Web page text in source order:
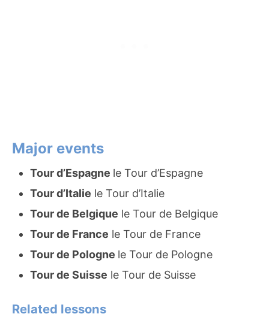
Major events
Tour d’Espagne le Tour d’Espagne
Tour d’Italie le Tour d’Italie
Tour de Belgique le Tour de Belgique
Tour de France le Tour de France
Tour de Pologne le Tour de Pologne
Tour de Suisse le Tour de Suisse
Related lessons